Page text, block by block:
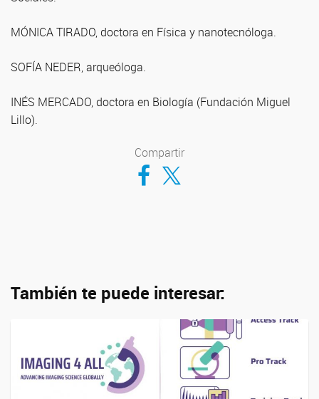
MÓNICA TIRADO, doctora en Física y nanotecnóloga.
SOFÍA NEDER, arqueóloga.
INÉS MERCADO, doctora en Biología (Fundación Miguel
Lillo).
Compartir
Compartir en Facebook
Compartir en Twitter
También te puede interesar: